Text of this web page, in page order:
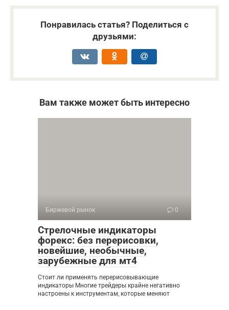
Понравилась статья? Поделиться с
друзьями:
Вам также может быть интересно
Биржевой рынок 0
Стрелочные индикаторы
форекс: без перерисовки,
новейшие, необычные,
зарубежные для мт4
Стоит ли применять перерисовывающие
индикаторы Многие трейдеры крайне негативно
настроены к инструментам, которые меняют